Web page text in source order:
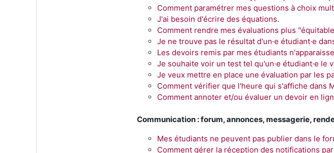
Comment paramétrer mes questions à choix
J'ai besoin d'écrire des équations.
Comment rendre mes évaluations plus
Je ne trouve pas le résultat d'un·e étudiant·e
Les devoirs remis par mes étudiants
Je souhaite voir un test tel qu'un·e étudiant·e le
Je veux mettre en place une évaluation par les
Comment vérifier que l'heure qui s'affiche dans
Comment annoter et/ou évaluer un devoir en
Communication : forum,annonces, messagerie,
Mes étudiants ne peuvent pas publier dans le
Comment gérer la réception des notifications